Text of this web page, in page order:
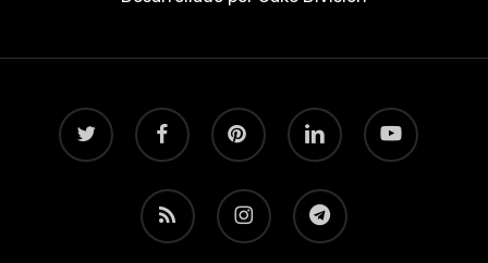
twitter facebook pinterest linkedin youtube
RSS instagram telegram